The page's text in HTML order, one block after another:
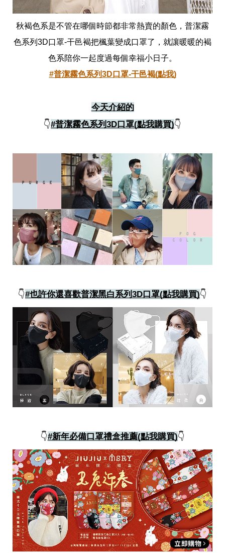
秋褐色系是不管在哪個時節都非常熱賣的顏色，普潔霧
色系列3D口罩-干邑褐把楓葉變成口罩了，就讓暖暖的褐
色系陪你一起度過每個幸福小日子。
#普潔霧色系列3D口罩-干邑褐(點我)
今天介紹的
👇#普潔霧色系列3D口罩(點我購買)👇
👇#也許你還喜歡普潔黑白系列3D口罩(點我購買)👇
👇#新年必備口罩禮盒推薦(點我購買)👇